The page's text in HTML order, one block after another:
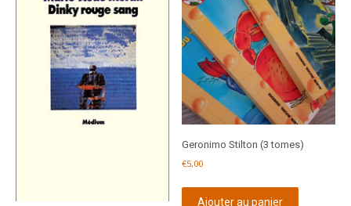
Geronimo Stilton (3 tomes)
€5,00
Ajouter au panier